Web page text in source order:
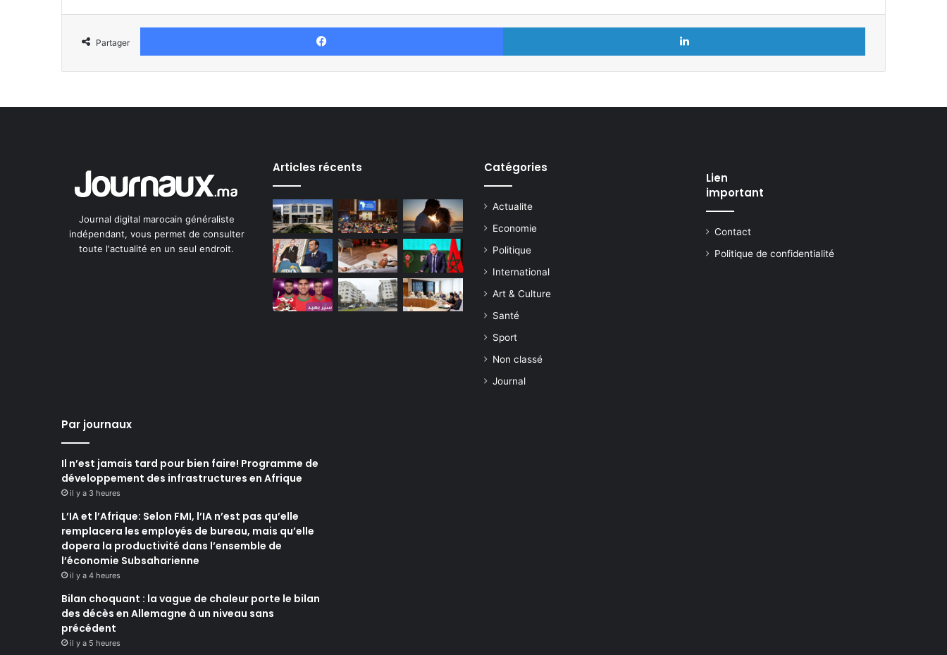
Partager
Facebook Linkedin
Journal digital marocain généraliste
indépendant, vous permet de consulter
toute l'actualité en un seul endroit.
Articles récents Catégories
Actualite
Economie
Politique
International
Art & Culture
Santé
Sport
Non classé
Journal
Lien
important
Contact
Politique de confidentialité
Par journaux
Il n’est jamais tard pour bien faire! Programme de
développement des infrastructures en Afrique
il y a 3 heures
L’IA et l’Afrique: Selon FMI, l’IA n’est pas qu’elle
remplacera les employés de bureau, mais qu’elle
dopera la productivité dans l’ensemble de
l’économie Subsaharienne
il y a 4 heures
Bilan choquant : la vague de chaleur porte le bilan
des décès en Allemagne à un niveau sans
précédent
il y a 5 heures